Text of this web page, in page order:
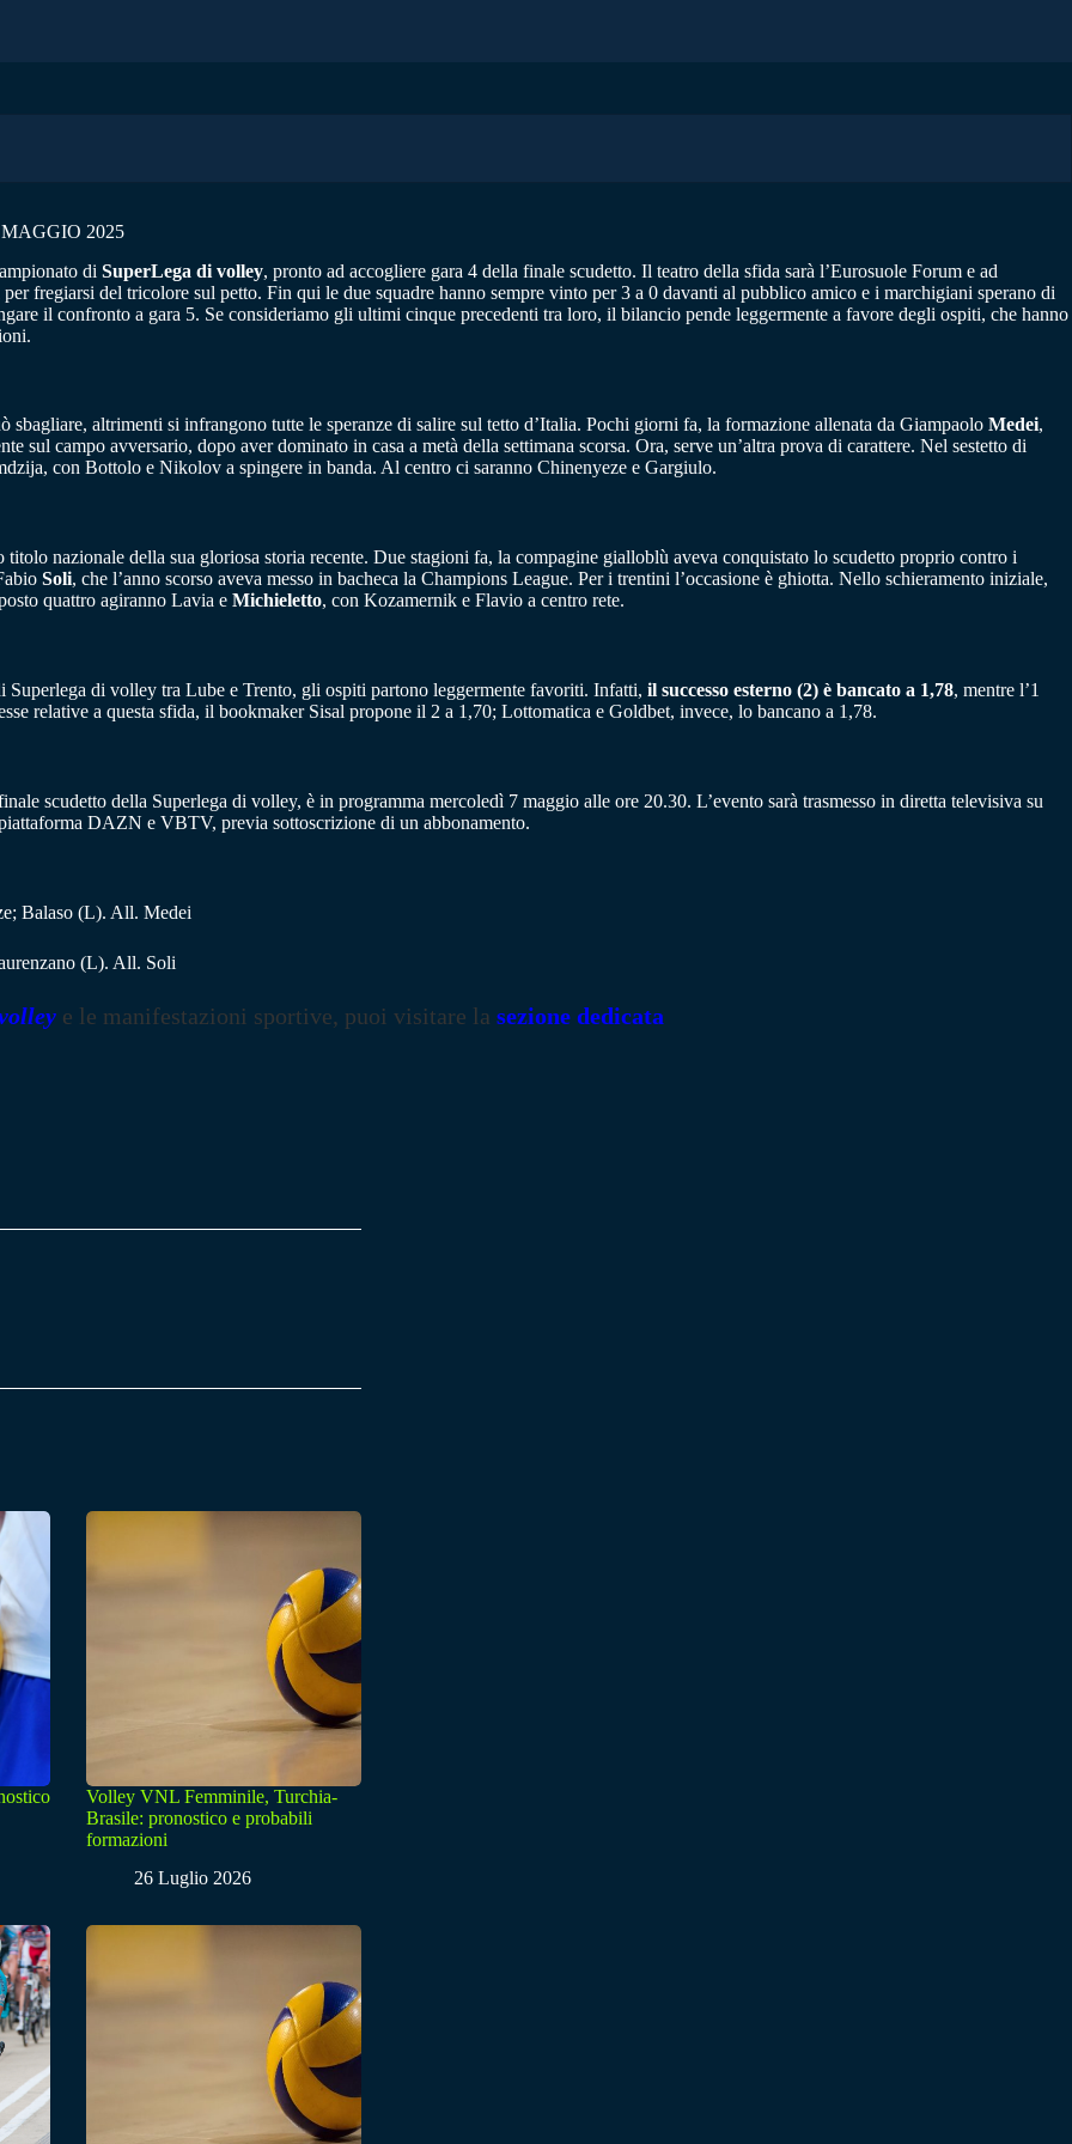
2025
di SuperLega di volley, pronto ad accogliere gara 4 della finale scudetto. Il teatro della sfida sarà l’Eurosuole Forum e ad
fregiarsi del tricolore sul petto. Fin qui le due squadre hanno sempre vinto per 3 a 0 davanti al pubblico amico e i marchigiani sperano di
il confronto a gara 5. Se consideriamo gli ultimi cinque precedenti tra loro, il bilancio pende leggermente a favore degli ospiti, che hanno
sbagliare, altrimenti si infrangono tutte le speranze di salire sul tetto d’Italia. Pochi giorni fa, la formazione allenata da Giampaolo Medei,
sul campo avversario, dopo aver dominato in casa a metà della settimana scorsa. Ora, serve un’altra prova di carattere. Nel sestetto di
con Bottolo e Nikolov a spingere in banda. Al centro ci saranno Chinenyeze e Gargiulo.
titolo nazionale della sua gloriosa storia recente. Due stagioni fa, la compagine gialloblù aveva conquistato lo scudetto proprio contro i
Soli, che l’anno scorso aveva messo in bacheca la Champions League. Per i trentini l’occasione è ghiotta. Nello schieramento iniziale,
quattro agiranno Lavia e Michieletto, con Kozamernik e Flavio a centro rete.
Superlega di volley tra Lube e Trento, gli ospiti partono leggermente favoriti. Infatti, il successo esterno (2) è bancato a 1,78, mentre l’1
relative a questa sfida, il bookmaker Sisal propone il 2 a 1,70; Lottomatica e Goldbet, invece, lo bancano a 1,78.
scudetto della Superlega di volley, è in programma mercoledì 7 maggio alle ore 20.30. L’evento sarà trasmesso in diretta televisiva su
DAZN e VBTV, previa sottoscrizione di un abbonamento.
Balaso (L). All. Medei
(L). All. Soli
e le manifestazioni sportive, puoi visitare la sezione dedicata
Volley VNL Femminile, Turchia-
Brasile: pronostico e probabili
formazioni
26 Luglio 2026